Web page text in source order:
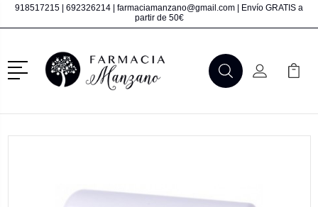
918517215 692326214 farmaciamanzano@gmail.com | Envío GRATIS a
partir de 50€
Menú
BuscarMi Cuenta
Mi